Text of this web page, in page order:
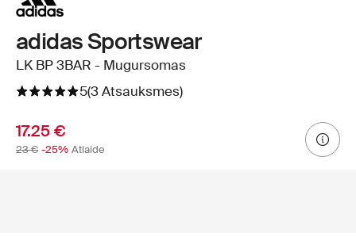
adidas Sportswear
LK BP 3BAR - Mugursomas
5(3 Atsauksmes)
17.25 €
23 € -25% Atlaide